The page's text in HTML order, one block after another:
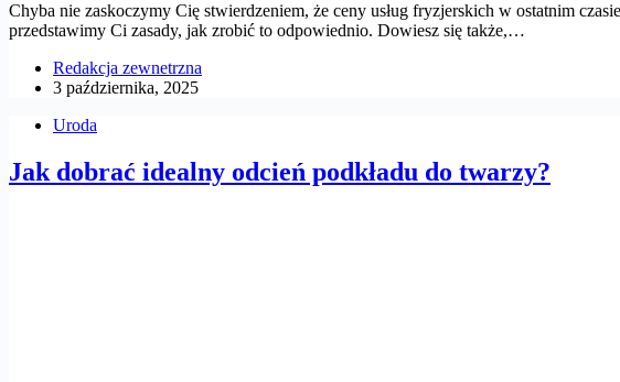
Chyba nie zaskoczymy Cię stwierdzeniem, że ceny usług fryzjerskich w ostatnim
przedstawimy Ci zasady, jak zrobić to odpowiednio. Dowiesz się także,…
Redakcja zewnetrzna
3 października, 2025
Uroda
Jak dobrać idealny odcień podkładu do twarzy?